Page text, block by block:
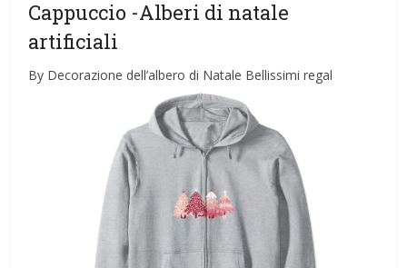
Cappuccio -Alberi di natale
artificiali
By Decorazione dell’albero di Natale Bellissimi regal